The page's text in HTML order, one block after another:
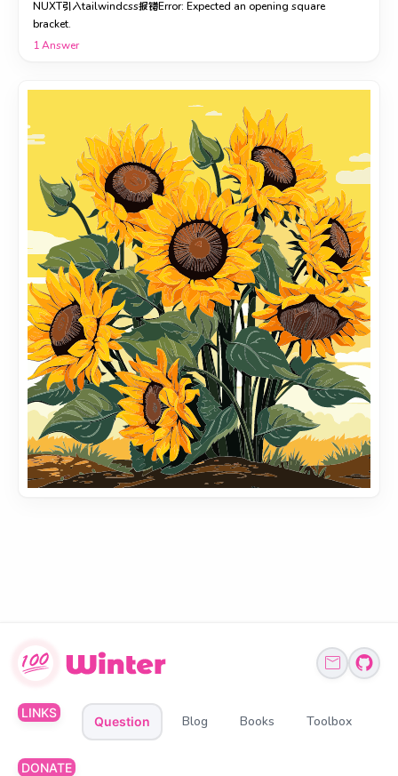
NUXT引入tailwindcss报错Error: Expected an opening square
bracket.
1Answer
LINKS
Question Blog Books Toolbox
DONATE